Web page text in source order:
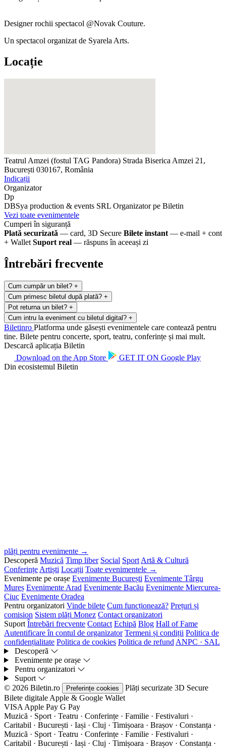
Designer rochii spectacol @Novak Couture.
Un spectacol organizat de Syarela Arts.
Locație
Teatrul Amzei (fostul TAG Pandora) Strada Biserica Amzei 21,
București 030167, România
Indicații
Organizator
Dp
DBSya production & events SRL Organizator pe Biletin
Vezi toate evenimentele
Cumperi în siguranță
Plată securizată — card, 3D Secure Bilete instant — e-mail + cont
+ Wallet Suport real — răspuns în aceeași zi
Întrebări frecvente
Cum cumpăr un bilet? +
Cum primesc biletul după plată? +
Pot returna un bilet? +
Cum intru la eveniment cu biletul digital? +
Biletinro Platforma unde găsești evenimentele care contează pentru
tine. Bilete pentru concerte, sport, teatru, conferințe și mai mult.
Descarcă aplicația Biletin
Download on the App Store GET IT ON Google Play
Din ecosistemul Biletin
plăți pentru evenimente →
Descoperă Muzică Timp liber Social Sport Artă & Cultură
Conferințe Artiști Locații Toate evenimentele →
Evenimente pe orașe Evenimente București Evenimente Târgu
Mureș Evenimente Arad Evenimente Bacău Evenimente Miercurea-
Ciuc Evenimente Oradea
Pentru organizatori Vinde bilete Cum funcționează? Prețuri și
comision Sistem plăți Monez Contact organizatori
Suport Întrebări frecvente Contact Echipă Blog Hall of Fame
Autentificare în contul de organizator Termeni și condiții Politica de
confidențialitate Politica de cookies Politica de refund ANPC · SAL
Descoperă
Evenimente pe orașe
Pentru organizatori
Suport
© 2026 Biletin.ro
Preferințe cookies Plăți securizate 3D Secure
Bilete digitale Apple & Google Wallet
VISA Apple Pay G Pay
Muzică · Sport · Teatru · Conferințe · Familie · Festivaluri ·
Caritabil · București · Iași · Cluj · Timișoara · Brașov · Constanța ·
Muzică · Sport · Teatru · Conferințe · Familie · Festivaluri ·
Caritabil · București · Iași · Cluj · Timișoara · Brașov · Constanța ·